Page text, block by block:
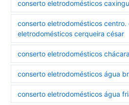
conserto eletrodomésticos
conserto eletrodomésticos centro.
eletrodomésticos cerqueira césar
conserto eletrodomésticos
conserto eletrodomésticos água
conserto eletrodomésticos água